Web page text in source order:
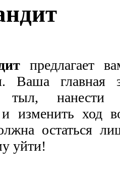
предлагает
Ваша
тыл, нанести
и изменить ход
остаться
уйти!